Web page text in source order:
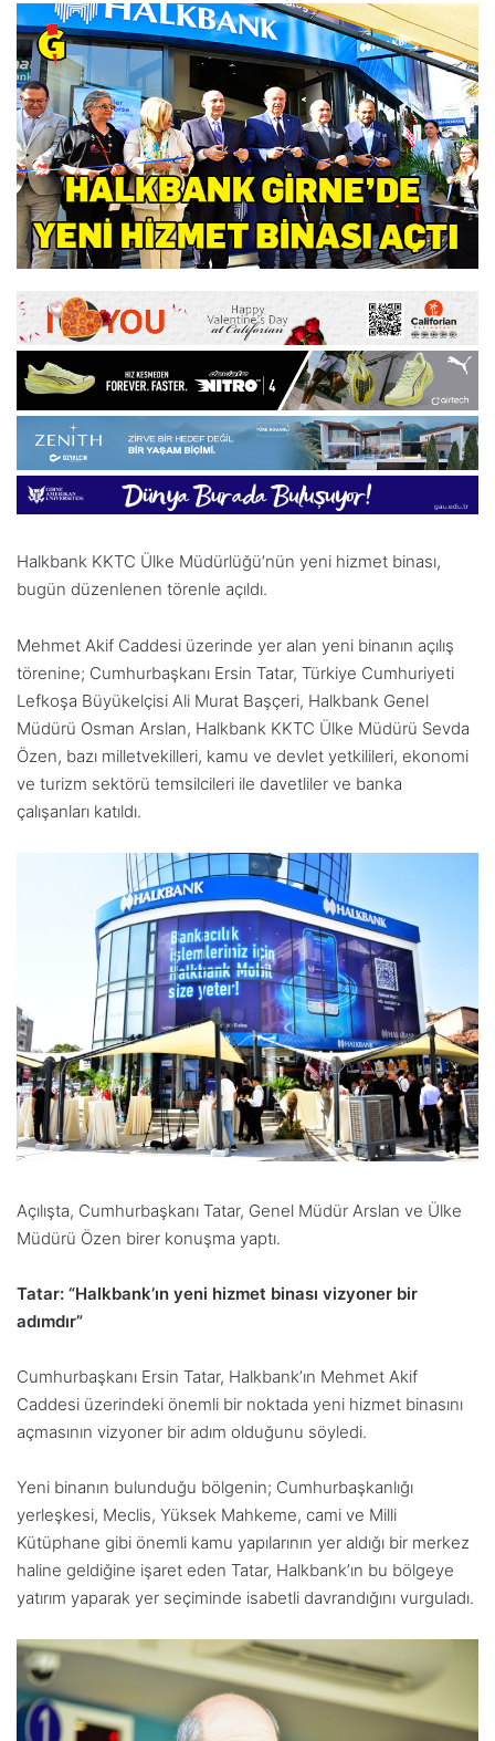
Halkbank KKTC Ülke Müdürlüğü’nün yeni hizmet binası,
bugün düzenlenen törenle açıldı.
Mehmet Akif Caddesi üzerinde yer alan yeni binanın açılış
törenine; Cumhurbaşkanı Ersin Tatar, Türkiye Cumhuriyeti
Lefkoşa Büyükelçisi Ali Murat Başçeri, Halkbank Genel
Müdürü Osman Arslan, Halkbank KKTC Ülke Müdürü Sevda
Özen, bazı milletvekilleri, kamu ve devlet yetkilileri, ekonomi
ve turizm sektörü temsilcileri ile davetliler ve banka
çalışanları katıldı.
Açılışta, Cumhurbaşkanı Tatar, Genel Müdür Arslan ve Ülke
Müdürü Özen birer konuşma yaptı.
Tatar: “Halkbank’ın yeni hizmet binası vizyoner bir
adımdır”
Cumhurbaşkanı Ersin Tatar, Halkbank’ın Mehmet Akif
Caddesi üzerindeki önemli bir noktada yeni hizmet binasını
açmasının vizyoner bir adım olduğunu söyledi.
Yeni binanın bulunduğu bölgenin; Cumhurbaşkanlığı
yerleşkesi, Meclis, Yüksek Mahkeme, cami ve Milli
Kütüphane gibi önemli kamu yapılarının yer aldığı bir merkez
haline geldiğine işaret eden Tatar, Halkbank’ın bu bölgeye
yatırım yaparak yer seçiminde isabetli davrandığını vurguladı.